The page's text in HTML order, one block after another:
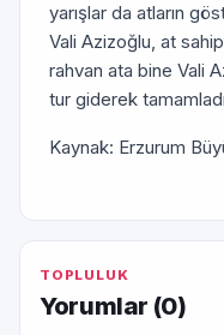
yarışlar da atların
Vali Azizoğlu, at
rahvan ata bine Vali
tur giderek
Kaynak: Erzurum
TOPLULUK
Yorumlar (0)